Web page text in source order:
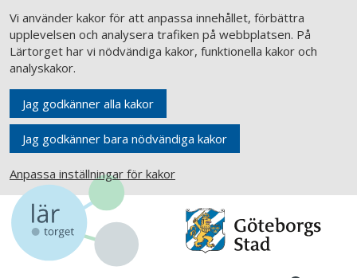
Vi använder kakor för att anpassa innehållet, förbättra
upplevelsen och analysera trafiken på webbplatsen. På
Lärtorget har vi nödvändiga kakor, funktionella kakor och
analyskakor.
Jag godkänner alla kakor
Jag godkänner bara nödvändiga kakor
Anpassa inställningar för kakor